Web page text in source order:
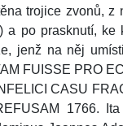
trojice zvonů,
a po prasknutí,
jenž na něj
FUISSE PRO
CASU
1766.